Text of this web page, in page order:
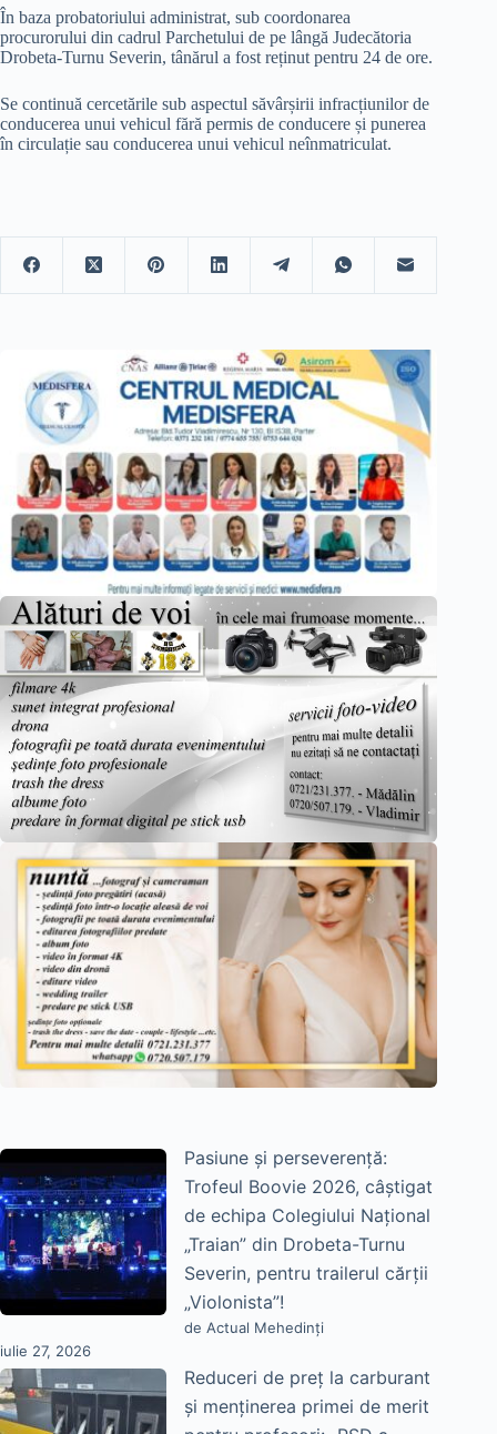
În baza probatoriului administrat, sub coordonarea
procurorului din cadrul Parchetului de pe lângă Judecătoria
Drobeta-Turnu Severin, tânărul a fost reținut pentru 24 de ore.
Se continuă cercetările sub aspectul săvârșirii infracțiunilor de
conducerea unui vehicul fără permis de conducere și punerea
în circulație sau conducerea unui vehicul neînmatriculat.
Pasiune și perseverență:
Trofeul Boovie 2026, câștigat
de echipa Colegiului Național
„Traian” din Drobeta-Turnu
Severin, pentru trailerul cărții
„Violonista”!
de Actual Mehedinți
iulie 27, 2026
Reduceri de preț la carburant
și menținerea primei de merit